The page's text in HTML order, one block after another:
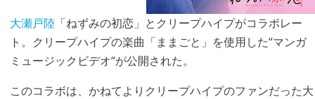
大瀬戸陸「ねずみの初恋」とクリープハイプがコラボレー
ト。クリープハイプの楽曲「ままごと」を使用した“マンガ
ミュージックビデオ“が公開された。
このコラボは、かねてよりクリープハイプのファンだった大